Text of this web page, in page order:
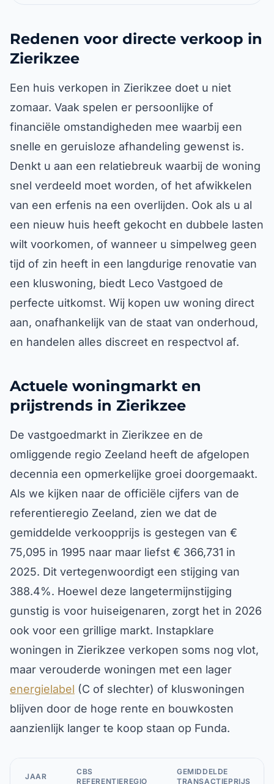
Redenen voor directe verkoop in
Zierikzee
Een huis verkopen in Zierikzee doet u niet
zomaar. Vaak spelen er persoonlijke of
financiële omstandigheden mee waarbij een
snelle en geruisloze afhandeling gewenst is.
Denkt u aan een relatiebreuk waarbij de woning
snel verdeeld moet worden, of het afwikkelen
van een erfenis na een overlijden. Ook als u al
een nieuw huis heeft gekocht en dubbele lasten
wilt voorkomen, of wanneer u simpelweg geen
tijd of zin heeft in een langdurige renovatie van
een kluswoning, biedt Leco Vastgoed de
perfecte uitkomst. Wij kopen uw woning direct
aan, onafhankelijk van de staat van onderhoud,
en handelen alles discreet en respectvol af.
Actuele woningmarkt en
prijstrends in Zierikzee
De vastgoedmarkt in Zierikzee en de
omliggende regio Zeeland heeft de afgelopen
decennia een opmerkelijke groei doorgemaakt.
Als we kijken naar de officiële cijfers van de
referentieregio Zeeland, zien we dat de
gemiddelde verkoopprijs is gestegen van €
75,095 in 1995 naar maar liefst € 366,731 in
2025. Dit vertegenwoordigt een stijging van
388.4%. Hoewel deze langetermijnstijging
gunstig is voor huiseigenaren, zorgt het in 2026
ook voor een grillige markt. Instapklare
woningen in Zierikzee verkopen soms nog vlot,
maar verouderde woningen met een lager
energielabel (C of slechter) of kluswoningen
blijven door de hoge rente en bouwkosten
aanzienlijk langer te koop staan op Funda.
JAAR
CBS
REFERENTIEREGIO
GEMIDDELDE
TRANSACTIEPRIJS